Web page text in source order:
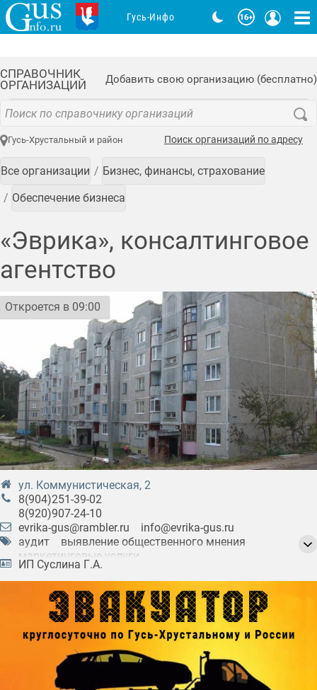
СПРАВОЧНИК
ОРГАНИЗАЦИЙ
Добавить свою организацию (бесплатно)
Гусь-Хрустальный и район Поиск организаций по адресу
Все организации Бизнес, финансы, страхование
Обеспечение бизнеса
«Эврика», консалтинговое
агентство
Откроется в 09:00
ул. Коммунистическая, 2
8(904)251-39-02
8(920)907-24-10
evrika-gus@rambler.ru
info@evrika-gus.ru
аудит
выявление общественного мнения
маркетинговые услуги
разработка документации
услуги менеджмента
юридические услуги
ИП Суслина Г.А.
Гусь-Инфо